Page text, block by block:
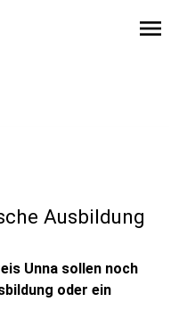
menu
Ausbildung
Unna sollen noch
oder ein